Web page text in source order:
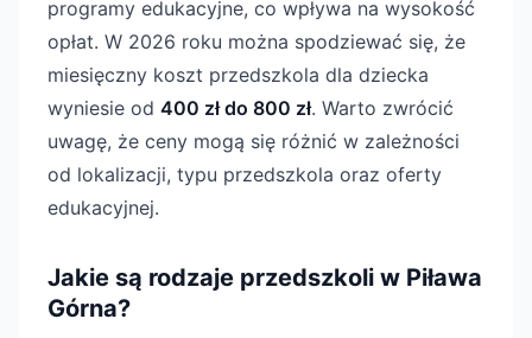
programy edukacyjne, co wpływa na wysokość
opłat. W 2026 roku można spodziewać się, że
miesięczny koszt przedszkola dla dziecka
wyniesie od 400 zł do 800 zł. Warto zwrócić
uwagę, że ceny mogą się różnić w zależności
od lokalizacji, typu przedszkola oraz oferty
edukacyjnej.
Jakie są rodzaje przedszkoli w Piława
Górna?